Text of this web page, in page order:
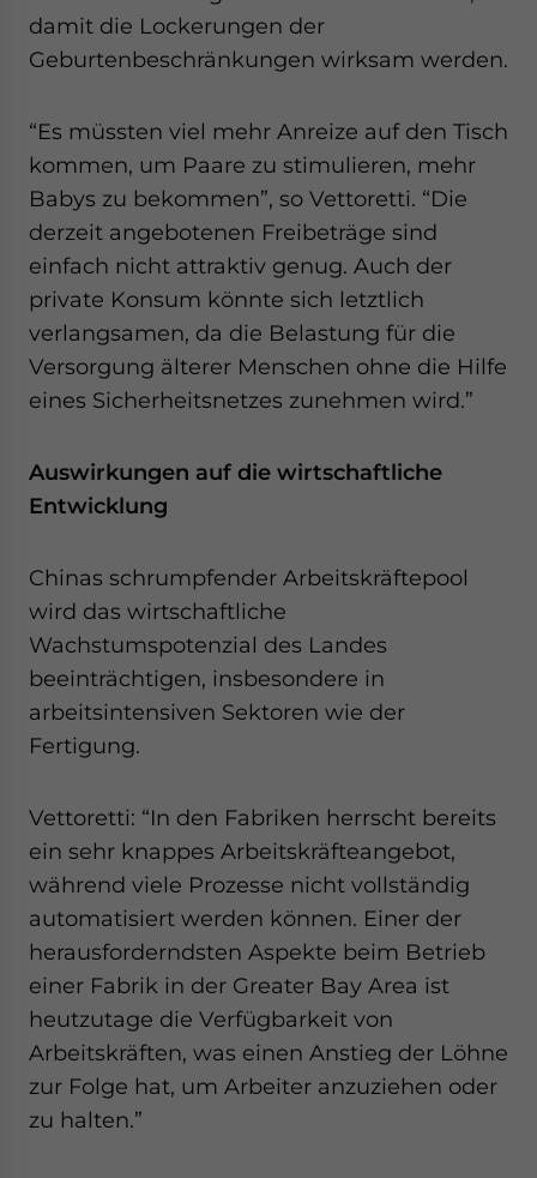
damit die Lockerungen der
Geburtenbeschränkungen wirksam werden.
“Es müssten viel mehr Anreize auf den Tisch
kommen, um Paare zu stimulieren, mehr
Babys zu bekommen”, so Vettoretti. “Die
derzeit angebotenen Freibeträge sind
einfach nicht attraktiv genug. Auch der
private Konsum könnte sich letztlich
verlangsamen, da die Belastung für die
Versorgung älterer Menschen ohne die Hilfe
eines Sicherheitsnetzes zunehmen wird.”
Auswirkungen auf die wirtschaftliche
Entwicklung
Chinas schrumpfender Arbeitskräftepool
wird das wirtschaftliche
Wachstumspotenzial des Landes
beeinträchtigen, insbesondere in
arbeitsintensiven Sektoren wie der
Fertigung.
Vettoretti: “In den Fabriken herrscht bereits
ein sehr knappes Arbeitskräfteangebot,
während viele Prozesse nicht vollständig
automatisiert werden können. Einer der
herausforderndsten Aspekte beim Betrieb
einer Fabrik in der Greater Bay Area ist
heutzutage die Verfügbarkeit von
Arbeitskräften, was einen Anstieg der Löhne
zur Folge hat, um Arbeiter anzuziehen oder
zu halten.”